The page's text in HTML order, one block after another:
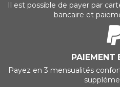
Il est possible de payer par
bancaire et
PAIEMENT
Payez en 3 mensualités